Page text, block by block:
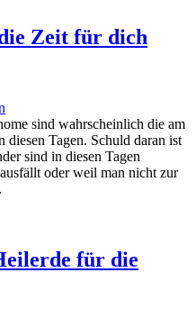
Zeit für dich
sind wahrscheinlich die am
diesen Tagen. Schuld daran ist
sind in diesen Tagen
oder weil man nicht zur
für die